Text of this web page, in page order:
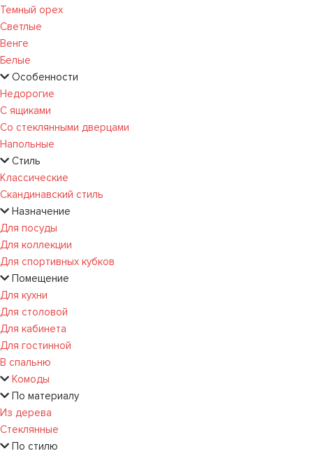
Темный орех
Светлые
Венге
Белые
Особенности
Недорогие
С ящиками
Со стеклянными дверцами
Напольные
Стиль
Классические
Скандинавский стиль
Назначение
Для посуды
Для коллекции
Для спортивных кубков
Помещение
Для кухни
Для столовой
Для кабинета
Для гостинной
В спальню
Комоды
По материалу
Из дерева
Стеклянные
По стилю